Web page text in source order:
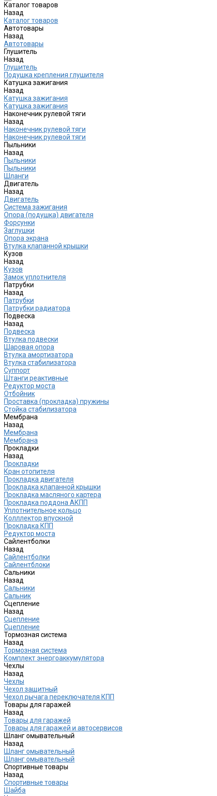
Каталог товаров
Назад
Каталог товаров
Автотовары
Назад
Автотовары
Глушитель
Назад
Глушитель
Подушка крепления глушителя
Катушка зажигания
Назад
Катушка зажигания
Катушка зажигания
Наконечник рулевой тяги
Назад
Наконечник рулевой тяги
Наконечник рулевой тяги
Пыльники
Назад
Пыльники
Пыльники
Шланги
Двигатель
Назад
Двигатель
Система зажигания
Опора (подушка) двигателя
Форсунки
Заглушки
Опора экрана
Втулка клапанной крышки
Кузов
Назад
Кузов
Замок уплотнителя
Патрубки
Назад
Патрубки
Патрубки радиатора
Подвеска
Назад
Подвеска
Втулка подвески
Шаровая опора
Втулка амортизатора
Втулка стабилизатора
Cуппорт
Штанги реактивные
Редуктор моста
Отбойник
Проставка (прокладка) пружины
Стойка стабилизатора
Мембрана
Назад
Мембрана
Мембрана
Прокладки
Назад
Прокладки
Кран отопителя
Прокладка двигателя
Прокладка клапанной крышки
Прокладка масляного картера
Прокладка поддона АКПП
Уплотнительное кольцо
Колллектор впускной
Прокладка КПП
Редуктор моста
Сайлентболки
Назад
Сайлентболки
Сайлентблоки
Сальники
Назад
Сальники
Сальник
Сцепление
Назад
Сцепление
Сцепление
Тормозная система
Назад
Тормозная система
Комплект энергоаккумулятора
Чехлы
Назад
Чехлы
Чехол защитный
Чехол рычага переключателя КПП
Товары для гаражей
Назад
Товары для гаражей
Товары для гаражей и автосервисов
Шланг омывательный
Назад
Шланг омывательный
Шланг омывательный
Спортивные товары
Назад
Спортивные товары
Шайба